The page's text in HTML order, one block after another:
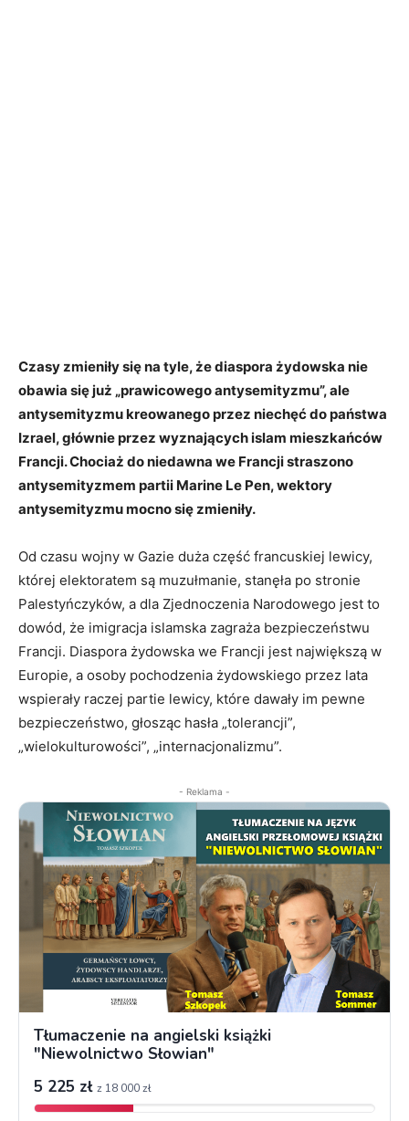
Czasy zmieniły się na tyle, że diaspora żydowska nie
obawia się już „prawicowego antysemityzmu”, ale
antysemityzmu kreowanego przez niechęć do państwa
Izrael, głównie przez wyznających islam mieszkańców
Francji. Chociaż do niedawna we Francji straszono
antysemityzmem partii Marine Le Pen, wektory
antysemityzmu mocno się zmieniły.
Od czasu wojny w Gazie duża część francuskiej lewicy,
której elektoratem są muzułmanie, stanęła po stronie
Palestyńczyków, a dla Zjednoczenia Narodowego jest to
dowód, że imigracja islamska zagraża bezpieczeństwu
Francji. Diaspora żydowska we Francji jest największą w
Europie, a osoby pochodzenia żydowskiego przez lata
wspierały raczej partie lewicy, które dawały im pewne
bezpieczeństwo, głosząc hasła „tolerancji”,
„wielokulturowości”, „internacjonalizmu”.
- Reklama -